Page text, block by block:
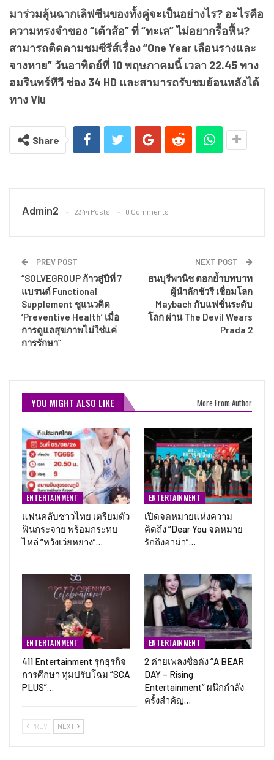
มาร่วมลุ้นฉากเลิฟซีนของทั้งคู่จะเป็นอย่างไร? อะไรคือ
ความทรงจำของ “เต้าส้อ” ที่ “ทะเล” ไม่อยากรื้อฟื้น?
สามารถติดตามชมซีรีส์เรื่อง “One Year เลือนรางและ
จางหาย” วันอาทิตย์ที่ 10 พฤษภาคมนี้ เวลา 22.45 ทาง
อมรินทร์ทีวี ช่อง 34 HD และสามารถรับชมย้อนหลังได้
ทาง Viu
Share
Admin2 2344 Posts 0 Comments
PREV POST
“SOLVEGROUP ก้าวสู่ปีที่ 7
แบรนด์ Functional
Supplement ชูแนวคิด
‘Preventive Health’ เมื่อ
การดูแลสุขภาพไม่ใช่แค่
การรักษา”
NEXT POST
ธนบุรีพานิช ตอกย้ำบทบาท
ผู้นำลักชัวรี เชื่อมโลก
Maybach กับแฟชั่นระดับ
โลก ผ่าน The Devil Wears
Prada 2
YOU MIGHT ALSO LIKE More From Author
ENTERTAINMENT
แฟนคลับชาวไทย เตรียมตัว
ฟินกระจาย พร้อมกระทบ
ไหล่ “หวังเว่ยหยาง”…
ENTERTAINMENT
เปิดจดหมายแห่งความ
คิดถึง “Dear You จดหมาย
รักถึงอาม่า”…
ENTERTAINMENT
411 Entertainment รุกธุรกิจ
การศึกษา ทุ่มปรับโฉม “SCA
PLUS”…
ENTERTAINMENT
2 ค่ายเพลงชื่อดัง “A BEAR
DAY – Rising
Entertainment” ผนึกกำลัง
ครั้งสำคัญ…
PREV NEXT